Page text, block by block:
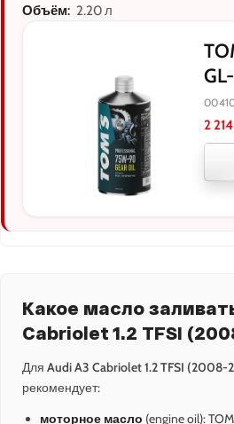
Объём: 2.20 л
2 214
Какое масло
Cabriolet 1.2 TFSI
Для Audi A3 Cabriolet 1.2 TFSI (2008-
рекомендует:
моторное масло (engine oil):